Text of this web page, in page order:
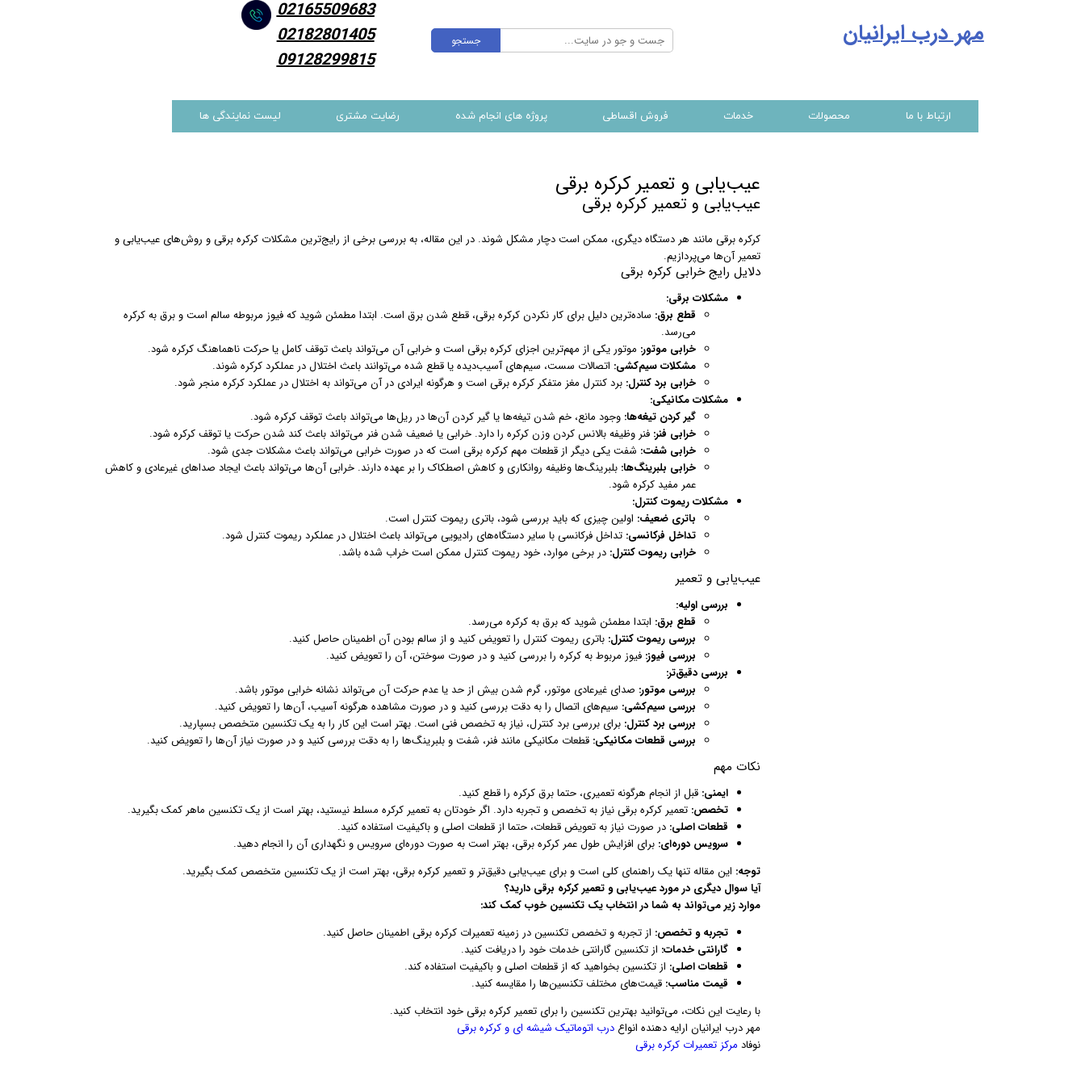
ارتباط با ما محصولات خدمات فروش اقساطی پروژه های انجام شده رضایت مشتری لیست نمایندگی ها
جستجو مهر درب ایرانیان
02165509683
02182801405
09128299815
عیب‌یابی و تعمیر کرکره برقی
عیب‌یابی و تعمیر کرکره برقی
کرکره برقی مانند هر دستگاه دیگری، ممکن است دچار مشکل شوند. در این مقاله، به بررسی برخی از رایج‌ترین مشکلات کرکره برقی و روش‌های عیب‌یابی و
تعمیر آن‌ها می‌پردازیم.
دلایل رایج خرابی کرکره برقی
مشکلات برقی:
قطع برق: ساده‌ترین دلیل برای کار نکردن کرکره برقی، قطع شدن برق است. ابتدا مطمئن شوید که فیوز مربوطه سالم است و برق به کرکره
می‌رسد.
خرابی موتور: موتور یکی از مهم‌ترین اجزای کرکره برقی است و خرابی آن می‌تواند باعث توقف کامل یا حرکت ناهماهنگ کرکره شود.
مشکلات سیم‌کشی: اتصالات سست، سیم‌های آسیب‌دیده یا قطع شده می‌توانند باعث اختلال در عملکرد کرکره شوند.
خرابی برد کنترل: برد کنترل مغز متفکر کرکره برقی است و هرگونه ایرادی در آن می‌تواند به اختلال در عملکرد کرکره منجر شود.
مشکلات مکانیکی:
گیر کردن تیغه‌ها: وجود مانع، خم شدن تیغه‌ها یا گیر کردن آن‌ها در ریل‌ها می‌تواند باعث توقف کرکره شود.
خرابی فنر: فنر وظیفه بالانس کردن وزن کرکره را دارد. خرابی یا ضعیف شدن فنر می‌تواند باعث کند شدن حرکت یا توقف کرکره شود.
خرابی شفت: شفت یکی دیگر از قطعات مهم کرکره برقی است که در صورت خرابی می‌تواند باعث مشکلات جدی شود.
خرابی بلبرینگ‌ها: بلبرینگ‌ها وظیفه روانکاری و کاهش اصطکاک را بر عهده دارند. خرابی آن‌ها می‌تواند باعث ایجاد صداهای غیرعادی و کاهش
عمر مفید کرکره شود.
مشکلات ریموت کنترل:
باتری ضعیف: اولین چیزی که باید بررسی شود، باتری ریموت کنترل است.
تداخل فرکانسی: تداخل فرکانسی با سایر دستگاه‌های رادیویی می‌تواند باعث اختلال در عملکرد ریموت کنترل شود.
خرابی ریموت کنترل: در برخی موارد، خود ریموت کنترل ممکن است خراب شده باشد.
عیب‌یابی و تعمیر
بررسی اولیه:
قطع برق: ابتدا مطمئن شوید که برق به کرکره می‌رسد.
بررسی ریموت کنترل: باتری ریموت کنترل را تعویض کنید و از سالم بودن آن اطمینان حاصل کنید.
بررسی فیوز: فیوز مربوط به کرکره را بررسی کنید و در صورت سوختن، آن را تعویض کنید.
بررسی دقیق‌تر:
بررسی موتور: صدای غیرعادی موتور، گرم شدن بیش از حد یا عدم حرکت آن می‌تواند نشانه خرابی موتور باشد.
بررسی سیم‌کشی: سیم‌های اتصال را به دقت بررسی کنید و در صورت مشاهده هرگونه آسیب، آن‌ها را تعویض کنید.
بررسی برد کنترل: برای بررسی برد کنترل، نیاز به تخصص فنی است. بهتر است این کار را به یک تکنسین متخصص بسپارید.
بررسی قطعات مکانیکی: قطعات مکانیکی مانند فنر، شفت و بلبرینگ‌ها را به دقت بررسی کنید و در صورت نیاز آن‌ها را تعویض کنید.
نکات مهم
ایمنی: قبل از انجام هرگونه تعمیری، حتما برق کرکره را قطع کنید.
تخصص: تعمیر کرکره برقی نیاز به تخصص و تجربه دارد. اگر خودتان به تعمیر کرکره مسلط نیستید، بهتر است از یک تکنسین ماهر کمک بگیرید.
قطعات اصلی: در صورت نیاز به تعویض قطعات، حتما از قطعات اصلی و باکیفیت استفاده کنید.
سرویس دوره‌ای: برای افزایش طول عمر کرکره برقی، بهتر است به صورت دوره‌ای سرویس و نگهداری آن را انجام دهید.
توجه: این مقاله تنها یک راهنمای کلی است و برای عیب‌یابی دقیق‌تر و تعمیر کرکره برقی، بهتر است از یک تکنسین متخصص کمک بگیرید.
آیا سوال دیگری در مورد عیب‌یابی و تعمیر کرکره برقی دارید؟
موارد زیر می‌تواند به شما در انتخاب یک تکنسین خوب کمک کند:
تجربه و تخصص: از تجربه و تخصص تکنسین در زمینه تعمیرات کرکره برقی اطمینان حاصل کنید.
گارانتی خدمات: از تکنسین گارانتی خدمات خود را دریافت کنید.
قطعات اصلی: از تکنسین بخواهید که از قطعات اصلی و باکیفیت استفاده کند.
قیمت مناسب: قیمت‌های مختلف تکنسین‌ها را مقایسه کنید.
با رعایت این نکات، می‌توانید بهترین تکنسین را برای تعمیر کرکره برقی خود انتخاب کنید.
مهر درب ایرانیان ارایه دهنده انواعدرب اتوماتیک شیشه ای و کرکره برقی
نوفاد مرکز تعمیرات کرکره برقی